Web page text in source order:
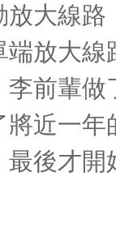
大線
放大
前輩
近一
後才